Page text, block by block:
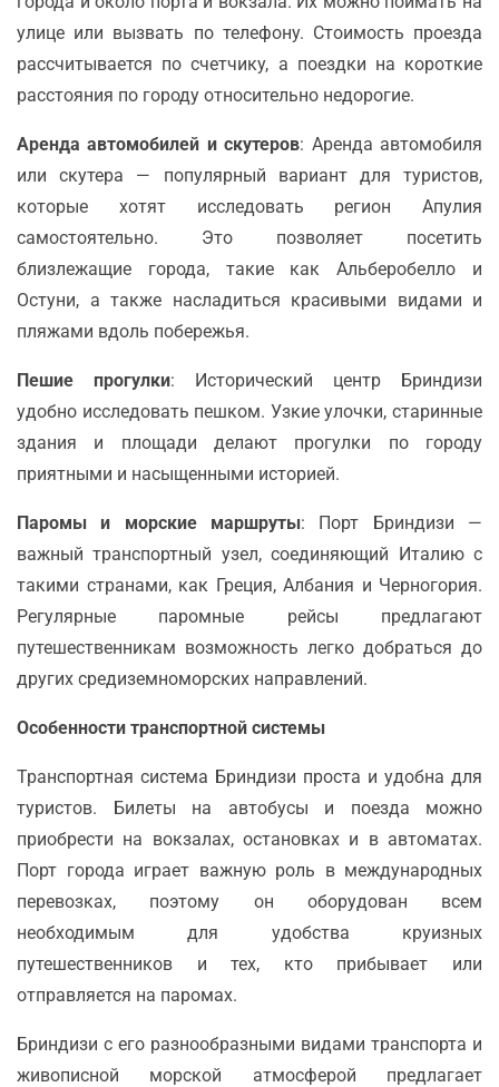
улице или вызвать по телефону. Стоимость проезда
рассчитывается по счетчику, а поездки на короткие
расстояния по городу относительно недорогие.
Аренда автомобилей и скутеров: Аренда автомобиля
или скутера — популярный вариант для туристов,
которые хотят исследовать регион Апулия
самостоятельно. Это позволяет посетить
близлежащие города, такие как Альберобелло и
Остуни, а также насладиться красивыми видами и
пляжами вдоль побережья.
Пешие прогулки: Исторический центр Бриндизи
удобно исследовать пешком. Узкие улочки, старинные
здания и площади делают прогулки по городу
приятными и насыщенными историей.
Паромы и морские маршруты: Порт Бриндизи —
важный транспортный узел, соединяющий Италию с
такими странами, как Греция, Албания и Черногория.
Регулярные паромные рейсы предлагают
путешественникам возможность легко добраться до
других средиземноморских направлений.
Особенности транспортной системы
Транспортная система Бриндизи проста и удобна для
туристов. Билеты на автобусы и поезда можно
приобрести на вокзалах, остановках и в автоматах.
Порт города играет важную роль в международных
перевозках, поэтому он оборудован всем
необходимым для удобства круизных
путешественников и тех, кто прибывает или
отправляется на паромах.
Бриндизи с его разнообразными видами транспорта и
живописной морской атмосферой предлагает